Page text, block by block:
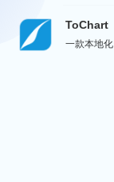
ToChart